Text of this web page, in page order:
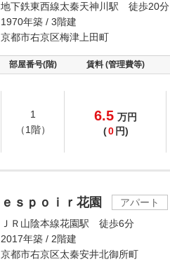
地下鉄東西線太秦天神川駅 徒歩20分
1970年築 / 3階建
京都市右京区梅津上田町
部屋番号(階) 賃料 (管理費等)
1
（1階）
6.5 万円
(0 円)
ｅｓｐｏｉｒ花園
アパート
ＪＲ山陰本線花園駅 徒歩6分
2017年築 / 2階建
京都市右京区太秦安井北御所町